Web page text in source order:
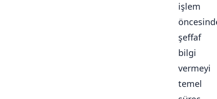
işlem
şeffaf
bilgi
vermeyi
temel